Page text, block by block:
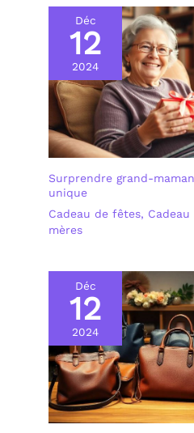
Déc
12
2024
Surprendre grand-
unique
Cadeau de fêtes,
mères
Déc
12
2024